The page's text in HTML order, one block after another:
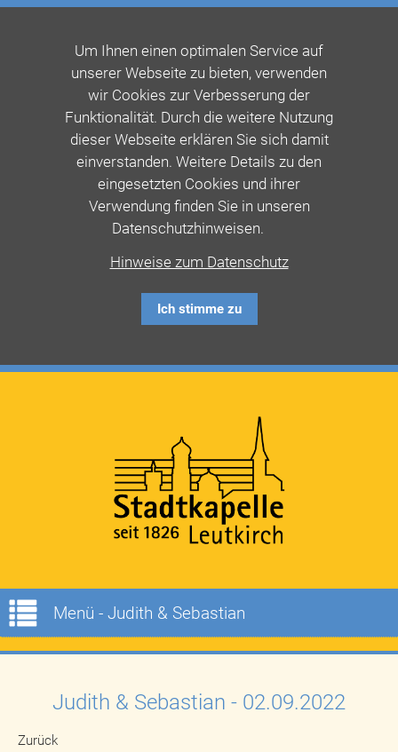
Um Ihnen einen optimalen Service auf
unserer Webseite zu bieten, verwenden
wir Cookies zur Verbesserung der
Funktionalität. Durch die weitere Nutzung
dieser Webseite erklären Sie sich damit
einverstanden. Weitere Details zu den
eingesetzten Cookies und ihrer
Verwendung finden Sie in unseren
Datenschutzhinweisen.
Hinweise zum Datenschutz
Ich stimme zu
Menü - Judith & Sebastian
Judith & Sebastian - 02.09.2022
Zurück